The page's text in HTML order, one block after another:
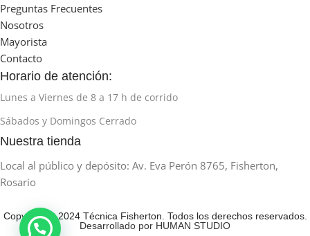
Preguntas Frecuentes
Nosotros
Mayorista
Contacto
Horario de atención:
Lunes a Viernes de 8 a 17 h de corrido
Sábados y Domingos Cerrado
Nuestra tienda
Local al público y depósito: Av. Eva Perón 8765, Fisherton,
Rosario
Copyright © 2024 Técnica Fisherton. Todos los derechos reservados.
Desarrollado por HUMAN STUDIO